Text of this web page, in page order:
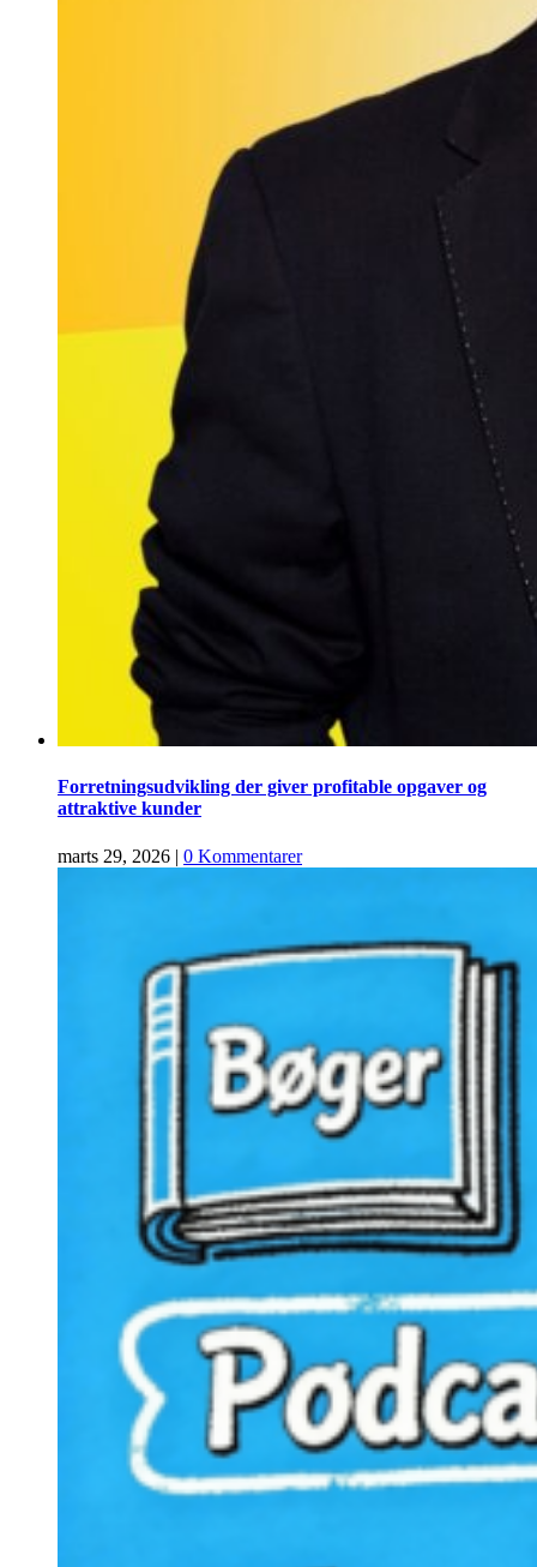
Forretningsudvikling der giver profitable opgaver og
attraktive kunder
marts 29, 2026 | 0 Kommentarer